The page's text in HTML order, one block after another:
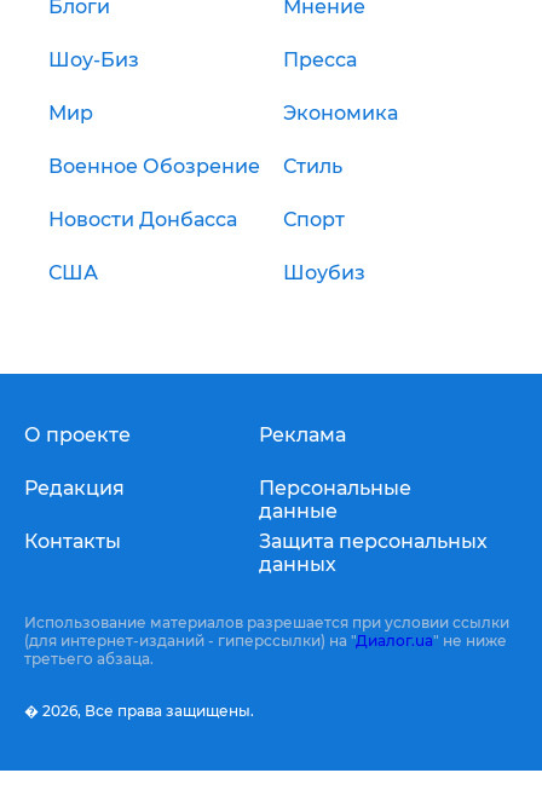
Блоги Мнение
Шоу-Биз Пресса
Мир Экономика
Военное Обозрение Стиль
Новости Донбасса Спорт
США Шоубиз
О проекте
Редакция
Контакты
Реклама
Персональные
данные
Защита персональных
данных
Использование материалов разрешается при условии ссылки
(для интернет-изданий - гиперссылки) на "Диалог.ua" не ниже
третьего абзаца.
� 2026, Все права защищены.